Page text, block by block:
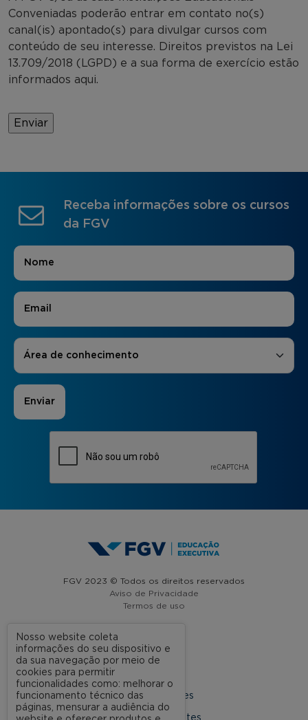
Conveniadas poderão entrar em contato no(s)
canal(is) apontado(s) para divulgar cursos com
conteúdo de seu interesse. Direitos previstos na Lei
13.709/2018 (LGPD) e a sua forma de exercício estão
informados aqui.
Receba informações sobre os cursos
da FGV
Nome
E-mail
Áreas de Interesse
Área de conhecimento
FGV 2023 © Todos os direitos reservados
Aviso de Privacidade
Termos de uso
A FGV
Nossas Unidades
Dúvidas Frequentes
Nosso website coleta
informações do seu dispositivo e
da sua navegação por meio de
cookies para permitir
funcionalidades como: melhorar o
funcionamento técnico das
páginas, mensurar a audiência do